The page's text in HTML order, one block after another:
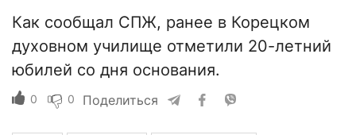
Как сообщал СПЖ, ранее в Корецком
духовном училище отметили 20-летний
юбилей со дня основания.
0 0 Поделиться